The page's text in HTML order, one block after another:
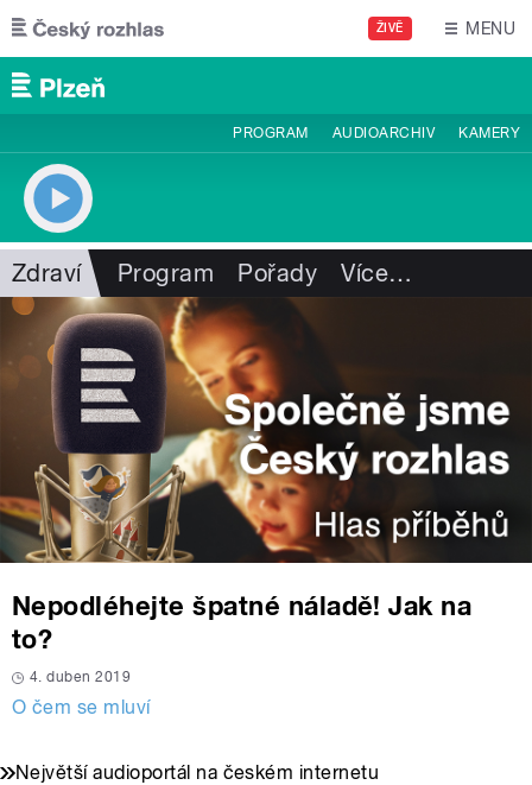
Přejít k hlavnímu obsahu
ŽIVĚ MENU
PROGRAM AUDIOARCHIV KAMERY
Zdraví Program Pořady Více…
Nepodléhejte špatné náladě! Jak na
to?
4. duben 2019
O čem se mluví
Největší audioportál na českém internetu